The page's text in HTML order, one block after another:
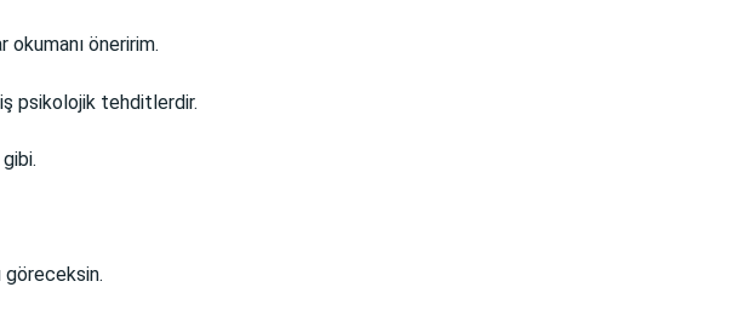
okumanı öneririm.
psikolojik tehditlerdir.
göreceksin.